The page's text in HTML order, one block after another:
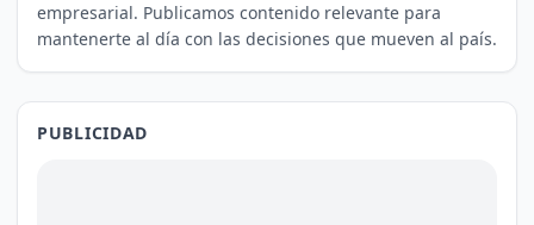
empresarial. Publicamos contenido relevante para
mantenerte al día con las decisiones que mueven al país.
PUBLICIDAD